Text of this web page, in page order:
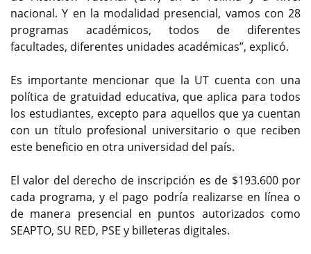
nacional. Y en la modalidad presencial, vamos con 28
programas académicos, todos de diferentes
facultades, diferentes unidades académicas”, explicó.
Es importante mencionar que la UT cuenta con una
política de gratuidad educativa, que aplica para todos
los estudiantes, excepto para aquellos que ya cuentan
con un título profesional universitario o que reciben
este beneficio en otra universidad del país.
El valor del derecho de inscripción es de $193.600 por
cada programa, y el pago podría realizarse en línea o
de manera presencial en puntos autorizados como
SEAPTO, SU RED, PSE y billeteras digitales.